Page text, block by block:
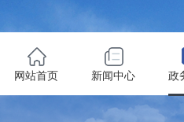
网站首页 新闻中心 政